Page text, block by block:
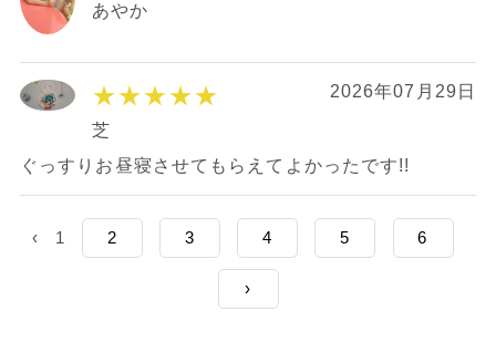
あやか
★★★★★ 2026年07月29日
芝
ぐっすりお昼寝させてもらえてよかったです!!
‹ 1 2 3 4 5 6
›